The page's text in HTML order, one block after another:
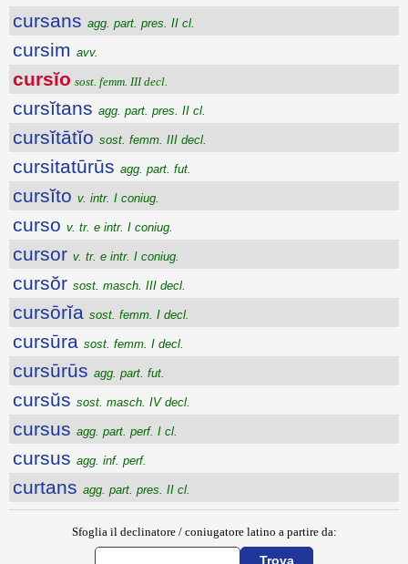
cursans agg. part. pres. II cl.
cursim avv.
cursĭo sost. femm. III decl.
cursĭtans agg. part. pres. II cl.
cursĭtātĭo sost. femm. III decl.
cursitatūrūs agg. part. fut.
cursĭto v. intr. I coniug.
curso v. tr. e intr. I coniug.
cursor v. tr. e intr. I coniug.
cursŏr sost. masch. III decl.
cursōrĭa sost. femm. I decl.
cursūra sost. femm. I decl.
cursūrūs agg. part. fut.
cursŭs sost. masch. IV decl.
cursus agg. part. perf. I cl.
cursus agg. inf. perf.
curtans agg. part. pres. II cl.
Sfoglia il declinatore / coniugatore latino a partire da: